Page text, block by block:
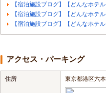
【宿泊施設ブログ】【どんなホテ
【宿泊施設ブログ】【どんなホテ
【宿泊施設ブログ】【どんなホテ
アクセス・パーキング
住所 東京都港区六